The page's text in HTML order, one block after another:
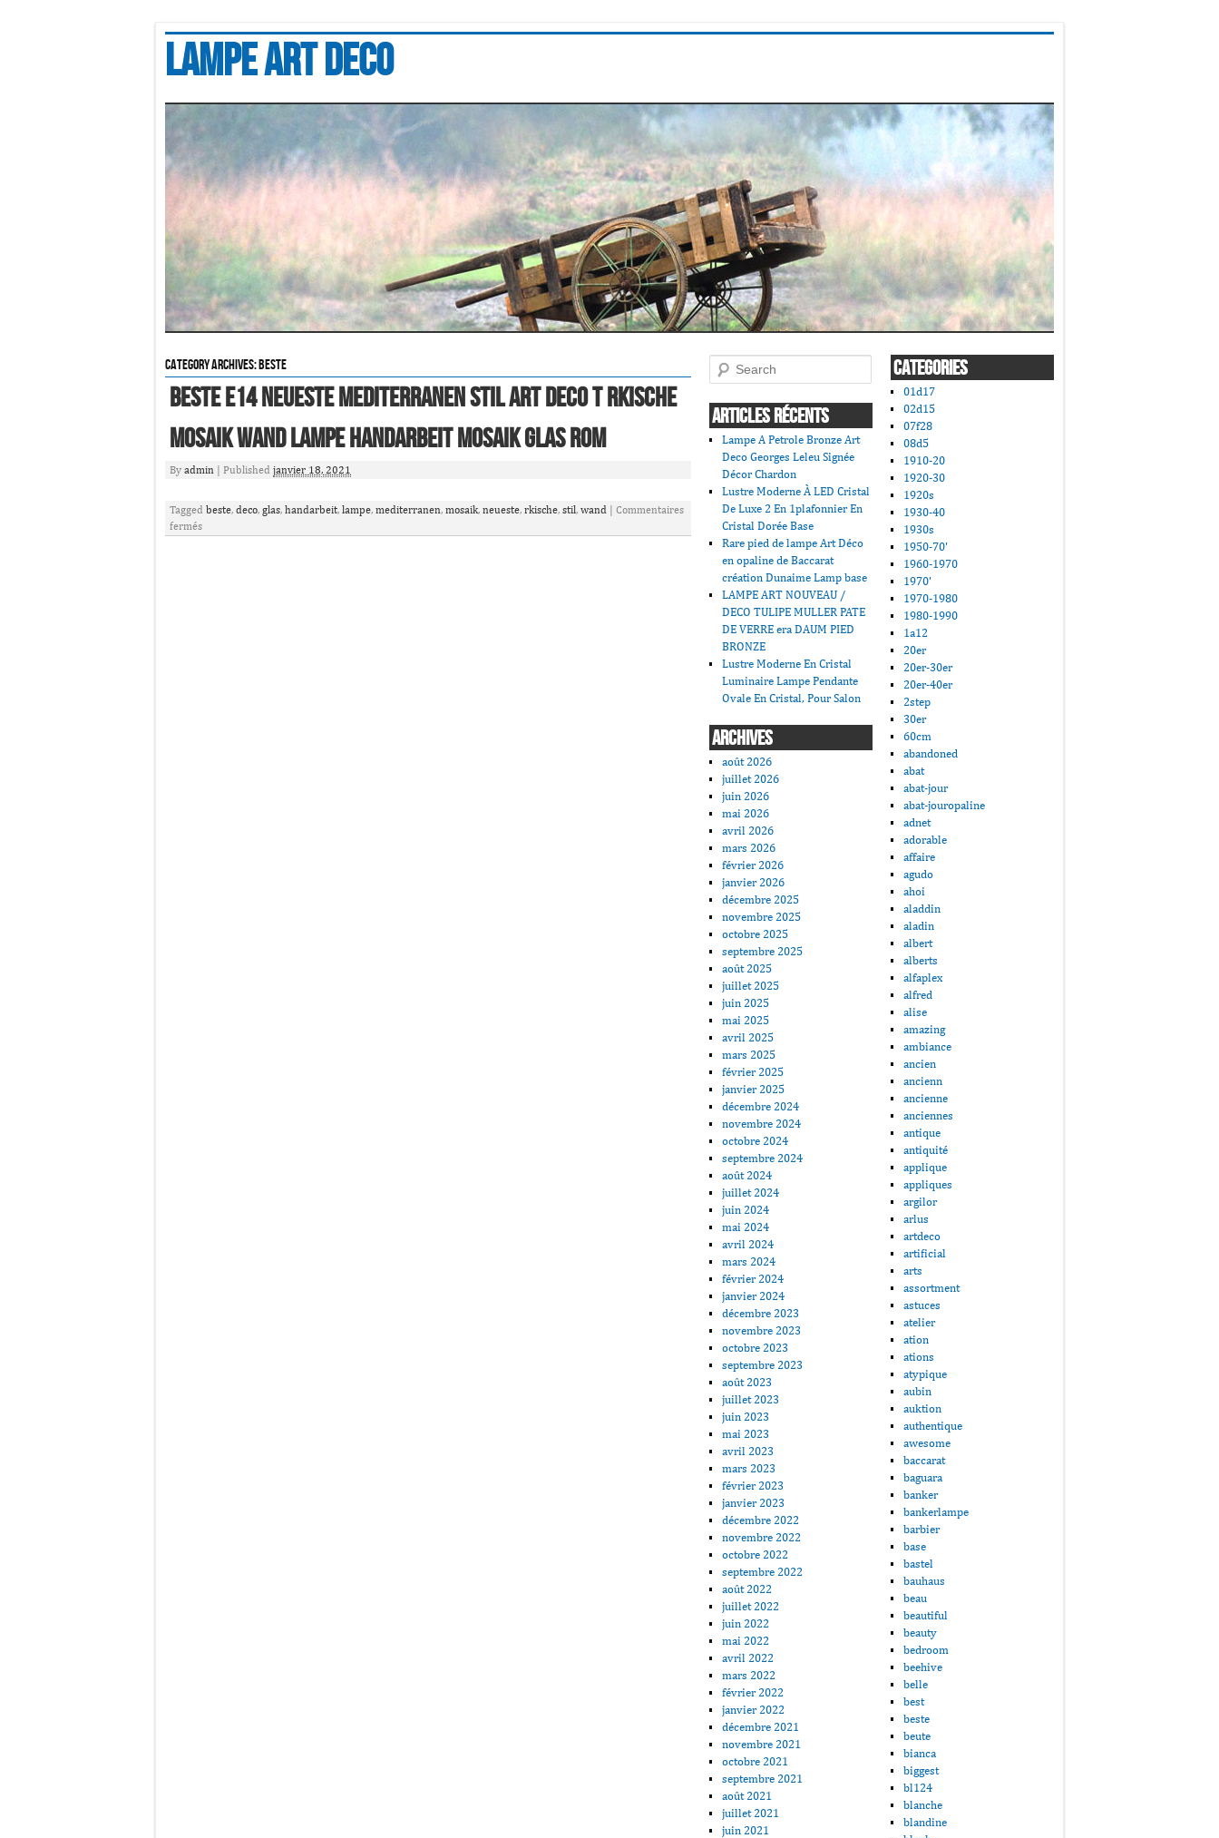
Lampe art deco
Category Archives:beste
Beste E14 Neueste Mediterranen Stil Art Deco T Rkische
Mosaik Wand Lampe Handarbeit Mosaik Glas Rom
By admin Published janvier 18, 2021
Tagged beste, deco, glas, handarbeit, lampe, mediterranen, mosaik, neueste, rkische, stil, wand
Commentaires
fermés
Search
ARTICLES RÉCENTS
Lampe A Petrole Bronze Art
Deco Georges Leleu Signée
Décor Chardon
Lustre Moderne À LED Cristal
De Luxe 2 En 1plafonnier En
Cristal Dorée Base
Rare pied de lampe Art Déco
en opaline de Baccarat
création Dunaime Lamp base
LAMPE ART NOUVEAU /
DECO TULIPE MULLER PATE
DE VERRE era DAUM PIED
BRONZE
Lustre Moderne En Cristal
Luminaire Lampe Pendante
Ovale En Cristal, Pour Salon
ARCHIVES
août 2026
juillet 2026
juin 2026
mai 2026
avril 2026
mars 2026
février 2026
janvier 2026
décembre 2025
novembre 2025
octobre 2025
septembre 2025
août 2025
juillet 2025
juin 2025
mai 2025
avril 2025
mars 2025
février 2025
janvier 2025
décembre 2024
novembre 2024
octobre 2024
septembre 2024
août 2024
juillet 2024
juin 2024
mai 2024
avril 2024
mars 2024
février 2024
janvier 2024
décembre 2023
novembre 2023
octobre 2023
septembre 2023
août 2023
juillet 2023
juin 2023
mai 2023
avril 2023
mars 2023
février 2023
janvier 2023
décembre 2022
novembre 2022
octobre 2022
septembre 2022
août 2022
juillet 2022
juin 2022
mai 2022
avril 2022
mars 2022
février 2022
janvier 2022
décembre 2021
novembre 2021
octobre 2021
septembre 2021
août 2021
juillet 2021
juin 2021
CATEGORIES
01d17
02d15
07f28
08d5
1910-20
1920-30
1920s
1930-40
1930s
1950-70'
1960-1970
1970'
1970-1980
1980-1990
1a12
20er
20er-30er
20er-40er
2step
30er
60cm
abandoned
abat
abat-jour
abat-jouropaline
adnet
adorable
affaire
agudo
ahoi
aladdin
aladin
albert
alberts
alfaplex
alfred
alise
amazing
ambiance
ancien
ancienn
ancienne
anciennes
antique
antiquité
applique
appliques
argilor
arlus
artdeco
artificial
arts
assortment
astuces
atelier
ation
ations
atypique
aubin
auktion
authentique
awesome
baccarat
baguara
banker
bankerlampe
barbier
base
bastel
bauhaus
beau
beautiful
beauty
bedroom
beehive
belle
best
beste
beute
bianca
biggest
bl124
blanche
blandine